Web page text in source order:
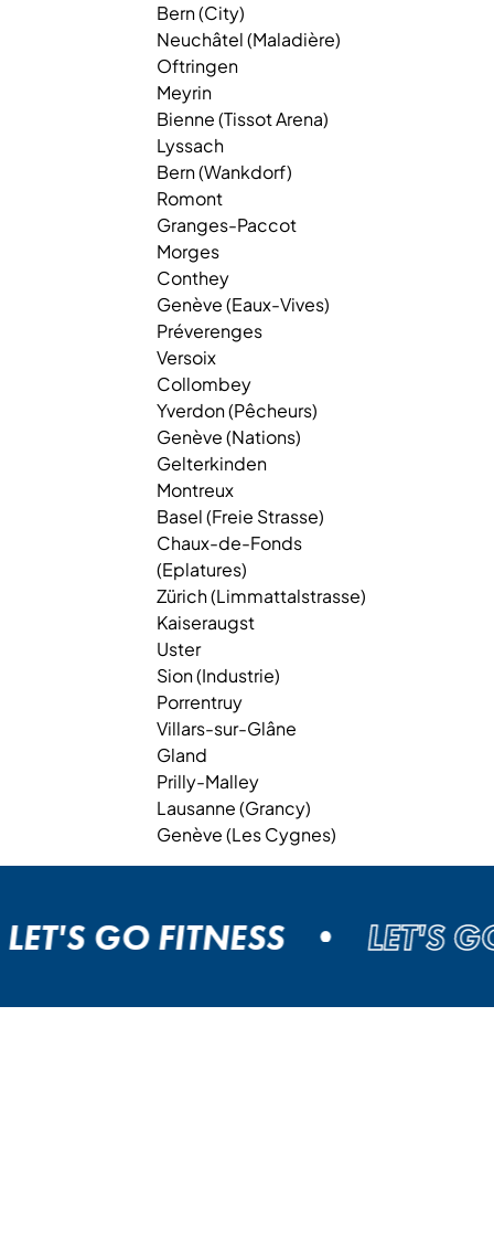
Bern (City)
Neuchâtel (Maladière)
Oftringen
Meyrin
Bienne (Tissot Arena)
Lyssach
Bern (Wankdorf)
Romont
Granges-Paccot
Morges
Conthey
Genève (Eaux-Vives)
Préverenges
Versoix
Collombey
Yverdon (Pêcheurs)
Genève (Nations)
Gelterkinden
Montreux
Basel (Freie Strasse)
Chaux-de-Fonds
(Eplatures)
Zürich (Limmattalstrasse)
Kaiseraugst
Uster
Sion (Industrie)
Porrentruy
Villars-sur-Glâne
Gland
Prilly-Malley
Lausanne (Grancy)
Genève (Les Cygnes)
GO FITNESS LET'S GO